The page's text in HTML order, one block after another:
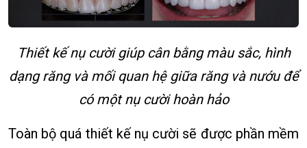
Thiết kế nụ cười giúp cân bằng màu sắc, hình
dạng răng và mối quan hệ giữa răng và nướu để
có một nụ cười hoàn hảo
Toàn bộ quá thiết kế nụ cười sẽ được phần mềm